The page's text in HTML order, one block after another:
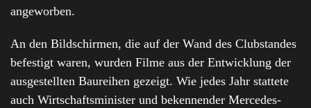
angeworben.
An den Bildschirmen, die auf der Wand des Clubstandes
befestigt waren, wurden Filme aus der Entwicklung der
ausgestellten Baureihen gezeigt. Wie jedes Jahr stattete
auch Wirtschaftsminister und bekennender Mercedes-